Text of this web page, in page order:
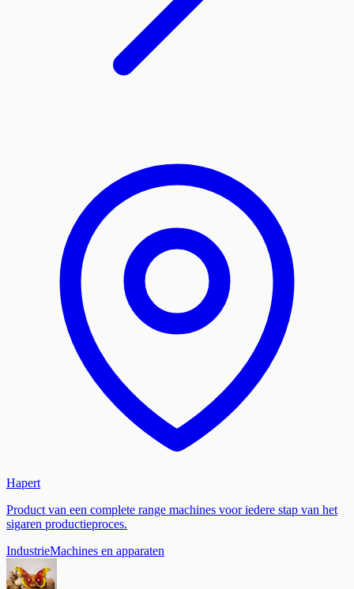
Hapert
Product van een complete range machines voor iedere stap van het
sigaren productieproces.
IndustrieMachines en apparaten